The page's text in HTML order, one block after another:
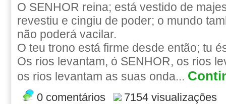
O SENHOR reina; está vestido de
revestiu e cingiu de poder; o mundo
não poderá vacilar.
O teu trono está firme desde então; tu
Os rios levantam, ó SENHOR, os rios
os rios levantam as suas onda...
0 comentários 7154 visualizações